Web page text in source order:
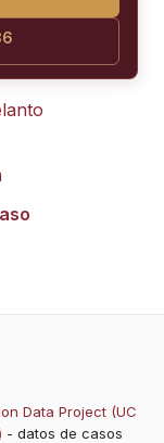
Data Project (UC
- datos de casos